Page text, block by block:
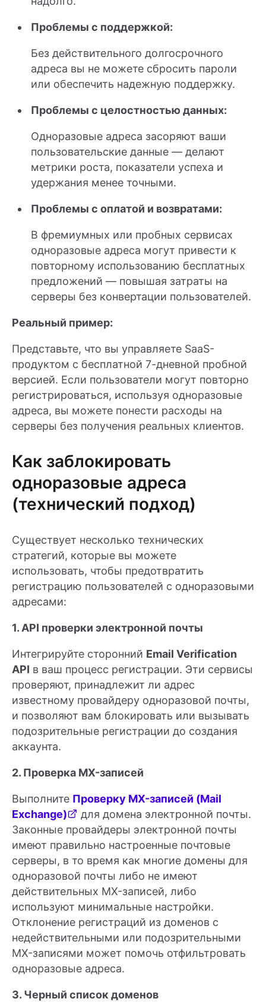
Проблемы с поддержкой:
Без действительного долгосрочного
адреса вы не можете сбросить пароли
или обеспечить надежную поддержку.
Проблемы с целостностью данных:
Одноразовые адреса засоряют ваши
пользовательские данные — делают
метрики роста, показатели успеха и
удержания менее точными.
Проблемы с оплатой и возвратами:
В фремиумных или пробных сервисах
одноразовые адреса могут привести к
повторному использованию бесплатных
предложений — повышая затраты на
серверы без конвертации пользователей.
Реальный пример:
Представьте, что вы управляете SaaS-
продуктом с бесплатной 7-дневной пробной
версией. Если пользователи могут повторно
регистрироваться, используя одноразовые
адреса, вы можете понести расходы на
серверы без получения реальных клиентов.
Как заблокировать
одноразовые адреса
(технический подход)
Существует несколько технических
стратегий, которые вы можете
использовать, чтобы предотвратить
регистрацию пользователей с одноразовыми
адресами:
1. API проверки электронной почты
Интегрируйте сторонний Email Verification
API в ваш процесс регистрации. Эти сервисы
проверяют, принадлежит ли адрес
известному провайдеру одноразовой почты,
и позволяют вам блокировать или вызывать
подозрительные регистрации до создания
аккаунта.
2. Проверка MX-записей
Выполните Проверку MX-записей (Mail
Exchange)
для домена электронной почты.
Законные провайдеры электронной почты
имеют правильно настроенные почтовые
серверы, в то время как многие домены для
одноразовой почты либо не имеют
действительных MX-записей, либо
используют минимальные настройки.
Отклонение регистраций из доменов с
недействительными или подозрительными
MX-записями может помочь отфильтровать
одноразовые адреса.
3. Черный список доменов